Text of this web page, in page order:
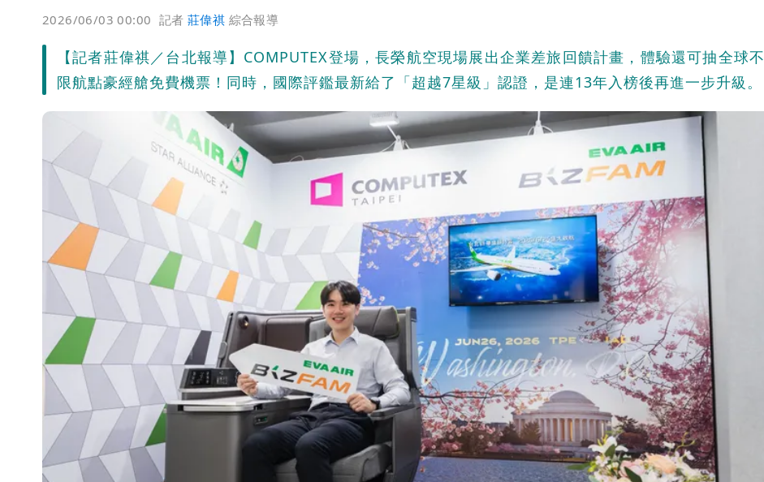
2026/06/03 00:00 記者莊偉祺 綜合報導
【記者莊偉祺／台北報導】COMPUTEX登場，長榮航空現場展出企業差旅回饋計畫，體驗還可抽全球不
限航點豪經艙免費機票！同時，國際評鑑最新給了「超越7星級」認證，是連13年入榜後再進一步升級。